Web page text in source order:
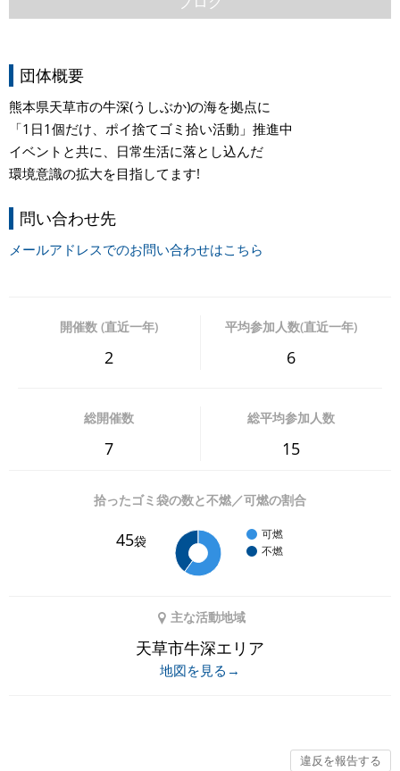
団体概要
熊本県天草市の牛深(うしぶか)の海を拠点に
「1日1個だけ、ポイ捨てゴミ拾い活動」推進中
イベントと共に、日常生活に落とし込んだ
環境意識の拡大を目指してます!
問い合わせ先
メールアドレスでのお問い合わせはこちら
開催数 (直近一年)
2
平均参加人数(直近一年)
6
総開催数
7
総平均参加人数
15
拾ったゴミ袋の数と不燃／可燃の割合
45袋
可燃
不燃
主な活動地域
天草市牛深エリア
地図を見る→